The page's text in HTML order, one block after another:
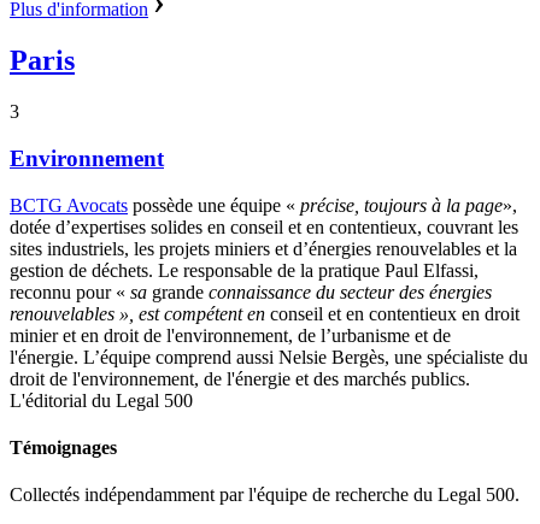
Plus d'information
Paris
3
Environnement
BCTG Avocats possède une équipe « précise toujours à la page»,
dotée d’expertises solides en conseil et en contentieux, couvrant les
sites industriels, les projets miniers et d’énergies renouvelables et la
gestion de déchets. Le responsable de la pratique Paul Elfassi,
reconnu pour « sa grande connaissance du secteur des énergies
renouvelables », est compétent en conseil et en contentieux en droit
minier et en droit de l'environnement, de l’urbanisme et de
l'énergie. L’équipe comprend aussi Nelsie Bergès, une spécialiste du
droit de l'environnement, de l'énergie et des marchés publics.
L'éditorial du Legal 500
Témoignages
Collectés indépendamment par l'équipe de recherche du Legal 500.